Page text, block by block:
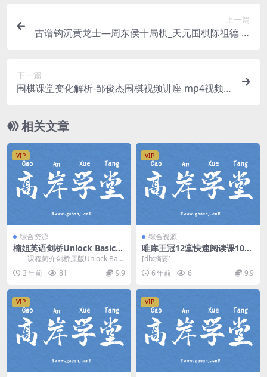
上一篇
古谱钩沉黄龙士—周东侯十局棋_天元围棋陈祖德 m
下一篇
围棋课堂变化解析-邹俊杰围棋视频讲座 mp4视频
相关文章
VIP
综合资源
楠姐英语剑桥Unlock Basic下
册视频精讲网盘资源分享
课程简介剑桥原版Unlock Basi
c下册教材视频精讲，楠姐Unlock ...
3 年前 81 9.9
VIP
综合资源
唯库王冠12堂快速阅读课10倍
提升阅读效率（完结）（超清
视频）百度网盘
[db:摘要]
6 年前
6 9.9
VIP VIP